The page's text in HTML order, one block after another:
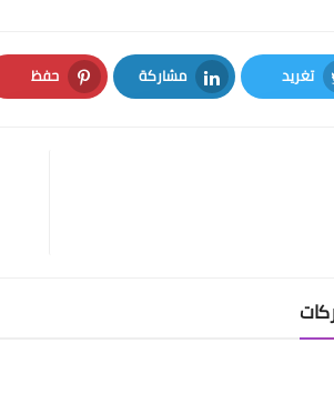
تغريد
Twitter
مشاركة
LinkedIn
حفظ
Pinterest